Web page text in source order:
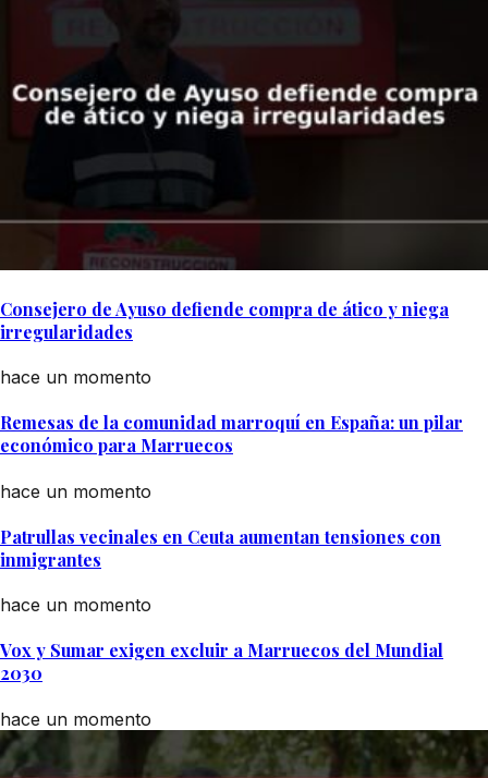
Consejero de Ayuso defiende compra de ático y niega
irregularidades
hace un momento
Remesas de la comunidad marroquí en España: un pilar
económico para Marruecos
hace un momento
Patrullas vecinales en Ceuta aumentan tensiones con
inmigrantes
hace un momento
Vox y Sumar exigen excluir a Marruecos del Mundial
2030
hace un momento